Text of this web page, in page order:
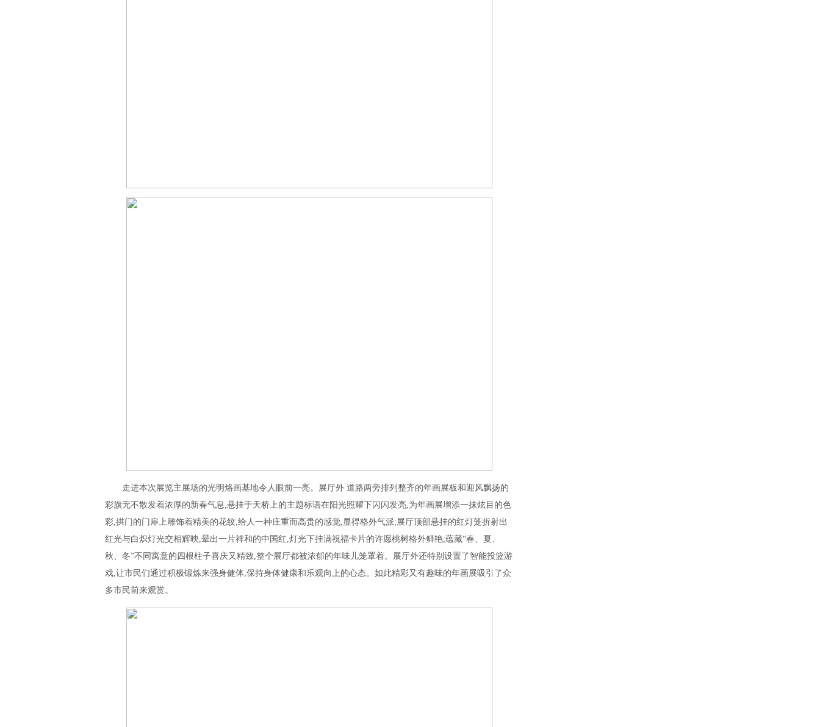
走进本次展览主展场的光明烙画基地令人眼前一亮。展厅外 道路两旁排列整齐的年画展板和迎风飘扬的
彩旗无不散发着浓厚的新春气息,悬挂于天桥上的主题标语在阳光照耀下闪闪发亮,为年画展增添一抹炫目的色
彩,拱门的门扉上雕饰着精美的花纹,给人一种庄重而高贵的感觉,显得格外气派;展厅顶部悬挂的红灯笼折射出
红光与白炽灯光交相辉映,晕出一片祥和的中国红,灯光下挂满祝福卡片的许愿桃树格外鲜艳;蕴藏“春、夏、
秋、冬”不同寓意的四根柱子喜庆又精致,整个展厅都被浓郁的年味儿笼罩着。展厅外还特别设置了智能投篮游
戏,让市民们通过积极锻炼来强身健体,保持身体健康和乐观向上的心态。如此精彩又有趣味的年画展吸引了众
多市民前来观赏。